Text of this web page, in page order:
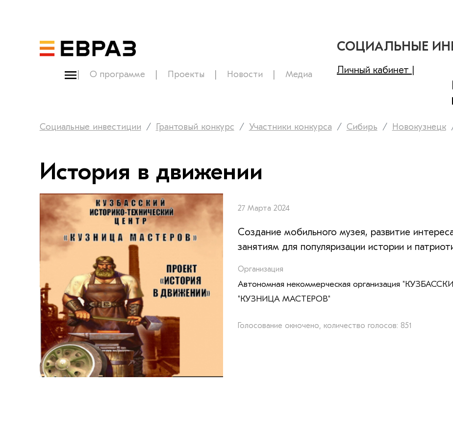
СОЦИАЛЬНЫЕ
О программе Проекты Новости Медиа Личный кабинет |
Социальные инвестиции Грантовый конкурс Участники конкурса Сибирь Новокузнецк
История в движении
27 Марта 2024
Создание мобильного музея, развитие
занятиям для популяризации истории и
Организация
Автономная некоммерческая организация
"КУЗНИЦА МАСТЕРОВ"
Голосование окночено, количество голосов: 851